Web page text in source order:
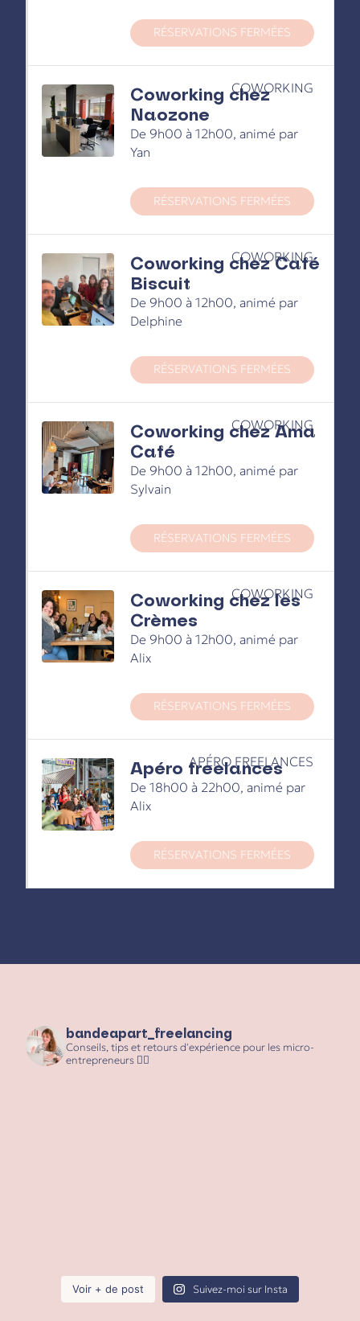
RÉSERVATIONS FERMÉES
COWORKING
Coworking chez
Naozone
De 9h00 à 12h00, animé par
Yan
RÉSERVATIONS FERMÉES
COWORKING
Coworking chez Café
Biscuit
De 9h00 à 12h00, animé par
Delphine
RÉSERVATIONS FERMÉES
COWORKING
Coworking chez Ama
Café
De 9h00 à 12h00, animé par
Sylvain
RÉSERVATIONS FERMÉES
COWORKING
Coworking chez les
Crèmes
De 9h00 à 12h00, animé par
Alix
RÉSERVATIONS FERMÉES
APÉRO FREELANCES
Apéro freelances
De 18h00 à 22h00, animé par
Alix
RÉSERVATIONS FERMÉES
bandeapart_freelancing
Conseils, tips et retours d'expérience pour les micro-
entrepreneurs ✌🏻
Voir + de post Suivez-moi sur Insta